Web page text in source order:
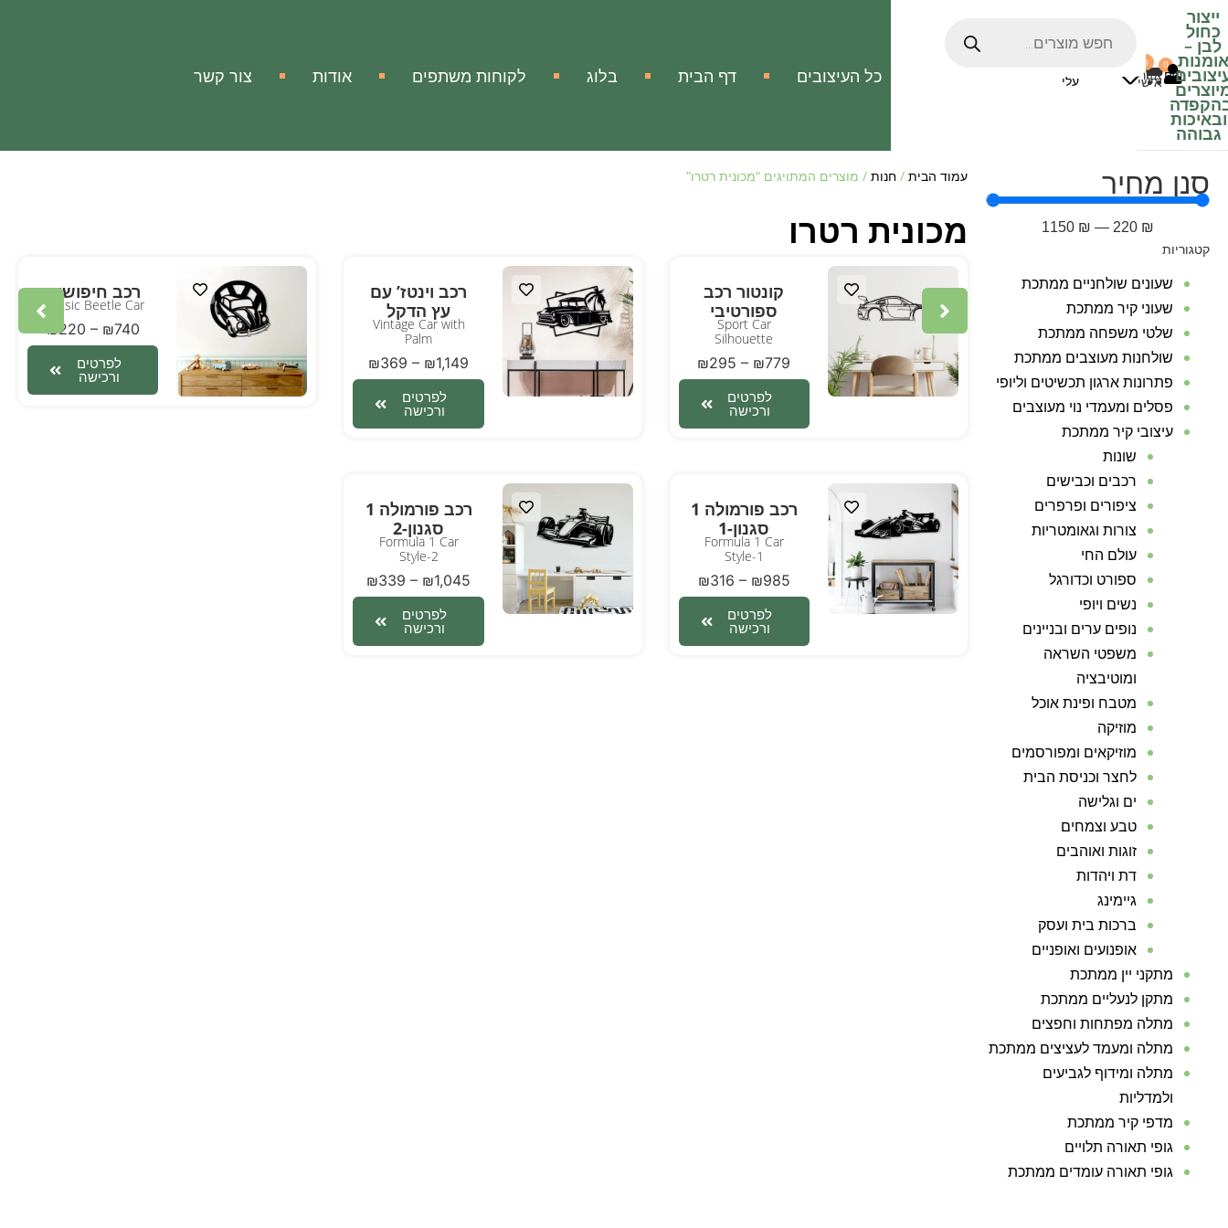
ייצור
כחול
לבן –
אומנות
ובאיכות
גבוהה
₪0
0
עלי
0
אזור
אישי כל העיצובים דף הבית בלוג לקוחות משתפים אודות צור קשר
סנן מחיר
₪
220
—
₪
1150
קטגוריות
שעונים שולחניים ממתכת
שעוני קיר ממתכת
שלטי משפחה ממתכת
שולחנות מעוצבים ממתכת
פתרונות ארגון תכשיטים וליופי
פסלים ומעמדי נוי מעוצבים
עיצובי קיר ממתכת
שונות
רכבים וכבישים
ציפורים ופרפרים
צורות וגאומטריות
עולם החי
ספורט וכדורגל
נשים ויופי
נופים ערים ובניינים
משפטי השראה
ומוטיבציה
מטבח ופינת אוכל
מוזיקה
מוזיקאים ומפורסמים
לחצר וכניסת הבית
ים וגלישה
טבע וצמחים
זוגות ואוהבים
דת ויהדות
גיימינג
ברכות בית ועסק
אופנועים ואופניים
מתקני יין ממתכת
מתקן לנעליים ממתכת
מתלה מפתחות וחפצים
מתלה ומעמד לעציצים ממתכת
מתלה ומידוף לגביעים
ולמדליות
מדפי קיר ממתכת
גופי תאורה תלויים
גופי תאורה עומדים ממתכת
עמוד הבית/ חנות/ מוצרים המתויגים “מכונית רטרו”
מכונית רטרו
קונטור רכב
ספורטיבי
Sport Car
Silhouette
₪295 – ₪779
לפרטים
ורכישה
רכב וינטז’ עם
עץ הדקל
Vintage Car with
Palm
₪369 – ₪1,149
לפרטים
ורכישה
רכב חיפושית
Classic Beetle Car
₪220 – ₪740
לפרטים
ורכישה
רכב פורמולה 1
סגנון-1
Formula 1 Car
Style-1
₪316 – ₪985
לפרטים
ורכישה
רכב פורמולה 1
סגנון-2
Formula 1 Car
Style-2
₪339 – ₪1,045
לפרטים
ורכישה